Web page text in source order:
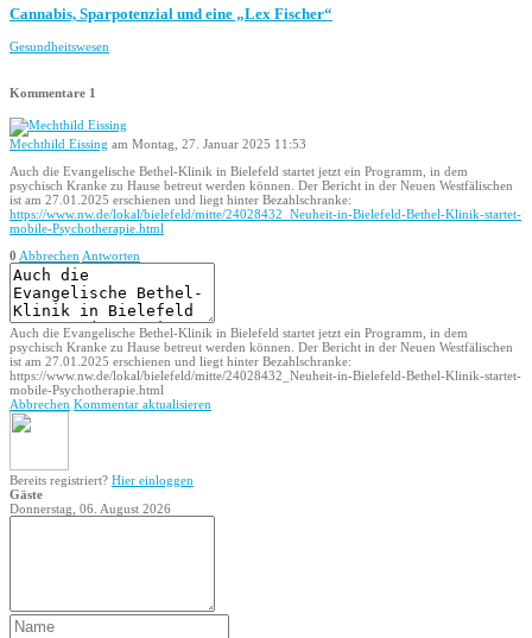
Cannabis, Sparpotenzial und eine „Lex Fischer“
Gesundheitswesen
Kommentare 1
Mechthild Eissing am Montag, 27. Januar 2025 11:53
Auch die Evangelische Bethel-Klinik in Bielefeld startet jetzt ein Programm, in dem
psychisch Kranke zu Hause betreut werden können. Der Bericht in der Neuen Westfälischen
ist am 27.01.2025 erschienen und liegt hinter Bezahlschranke:
https://www.nw.de/lokal/bielefeld/mitte/24028432_Neuheit-in-Bielefeld-Bethel-Klinik-startet-
mobile-Psychotherapie.html
0 Abbrechen Antworten
Auch die Evangelische Bethel-Klinik in Bielefeld startet jetzt ein Programm, in dem
psychisch Kranke zu Hause betreut werden können. Der Bericht in der Neuen Westfälischen
ist am 27.01.2025 erschienen und liegt hinter Bezahlschranke:
https://www.nw.de/lokal/bielefeld/mitte/24028432_Neuheit-in-Bielefeld-Bethel-Klinik-startet-
mobile-Psychotherapie.html
Abbrechen Kommentar aktualisieren
Bereits registriert? Hier einloggen
Gäste
Donnerstag, 06. August 2026